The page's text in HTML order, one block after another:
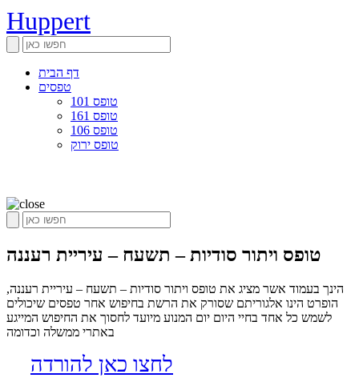
Huppert
דף הבית
טפסים
טופס 101
טופס 161
טופס 106
טופס ירוק
טופס ויתור סודיות – תשעח – עיריית רעננה
הינך בעמוד אשר מציג את טופס ויתור סודיות – תשעח – עיריית רעננה,
הופרט הינו אלגוריתם שסורק את הרשת בחיפוש אחר טפסים שיכולים
לשמש כל אחד בחיי היום יום המנוע מיועד לחסוך את החיפוש המייגע
באתרי ממשלה וכדומה
לחצו כאן להורדה